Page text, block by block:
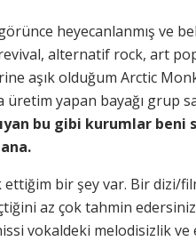
heyecanlanmış ve
alternatif rock, art
aşık olduğum Arctic
üretim yapan bayağı grup
bu gibi kurumlar beni
ettiğim bir şey var. Bir dizi/
az çok tahmin
vokaldeki melodisizlik